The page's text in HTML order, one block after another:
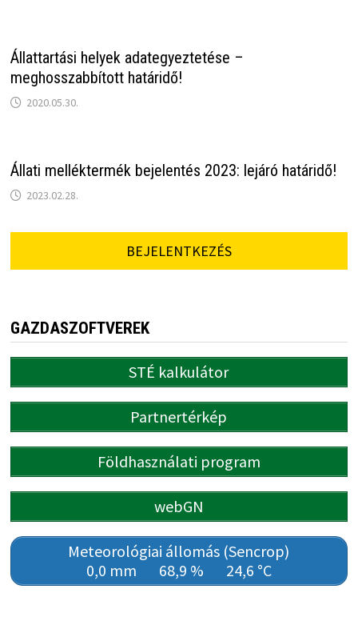
Állattartási helyek adategyeztetése –
meghosszabbított határidő!
2020.05.30.
Állati melléktermék bejelentés 2023: lejáró határidő!
2023.02.28.
BEJELENTKEZÉS
GAZDASZOFTVEREK
STÉ kalkulátor
Partnertérkép
Földhasználati program
webGN
Meteorológiai állomás (Sencrop)
0,0 mm
68,9 % 24,6 °C